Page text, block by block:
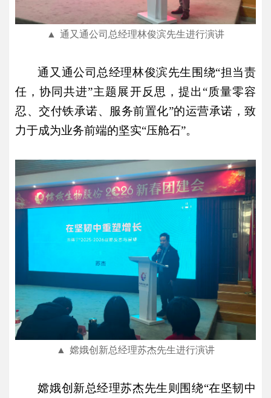
▲ 通又通公司总经理林俊滨先生进行演讲
通又通公司总经理林俊滨先生围绕“担当责
任，协同共进”主题展开反思，提出“质量零容
忍、交付铁承诺、服务前置化”的运营承诺，致
力于成为业务前端的坚实“压舱石”。
▲ 嫦娥创新总经理苏杰先生进行演讲
嫦娥创新总经理苏杰先生则围绕“在坚韧中